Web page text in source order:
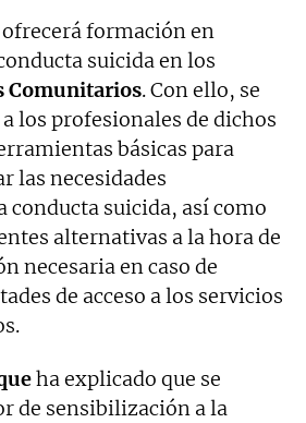
formación en
suicida en los
Comunitarios. Con ello, se
los profesionales de dichos
básicas para
las necesidades
conducta suicida, así como
alternativas a la hora de
necesaria en caso de
de acceso a los servicios
ha explicado que se
de sensibilización a la